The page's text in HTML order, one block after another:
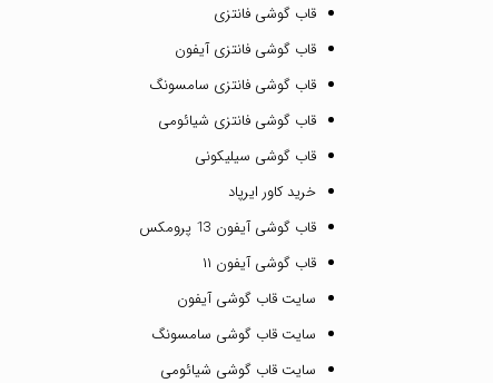
قاب گوشی فانتزی
قاب گوشی فانتزی آیفون
قاب گوشی فانتزی سامسونگ
قاب گوشی فانتزی شیائومی
قاب گوشی سیلیکونی
خرید کاور ایرپاد
قاب گوشی آیفون 13 پرومکس
قاب گوشی آیفون ۱۱
سایت قاب گوشی آیفون
سایت قاب گوشی سامسونگ
سایت قاب گوشی شیائومی